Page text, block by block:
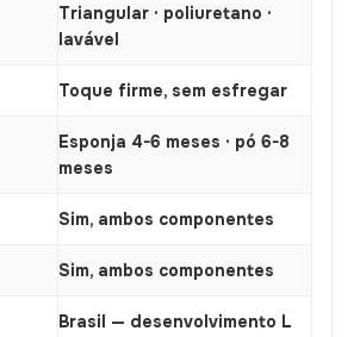
Triangular · poliuretano ·
lavável
Toque firme, sem esfregar
Esponja 4-6 meses · pó 6-8
meses
Sim, ambos componentes
Sim, ambos componentes
Brasil — desenvolvimento L